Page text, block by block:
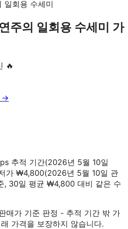
주의 일회용 수세미 가
🔥
→
추적 기간(2026년 5월 10일
가 ₩4,800(2026년 5월 10일 관
, 30일 평균 ₩4,800 대비 같은 수
매가 기준 판정 - 추적 기간 밖 가
가격을 보장하지 않습니다.